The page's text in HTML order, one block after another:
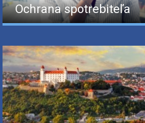
Ochrana spotrebiteľa